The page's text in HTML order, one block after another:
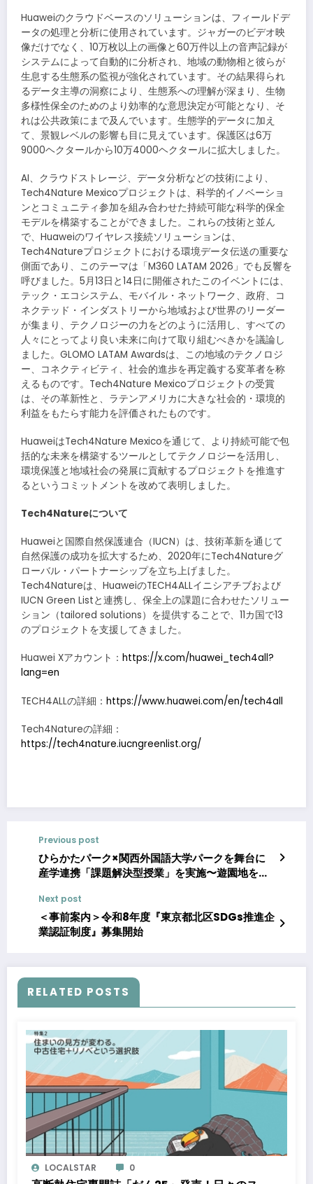
Huaweiのクラウドベースのソリューションは、フィールドデ
ータの処理と分析に使用されています。ジャガーのビデオ映
像だけでなく、10万枚以上の画像と60万件以上の音声記録が
システムによって自動的に分析され、地域の動物相と彼らが
生息する生態系の監視が強化されています。その結果得られ
るデータ主導の洞察により、生態系への理解が深まり、生物
多様性保全のためのより効率的な意思決定が可能となり、そ
れは公共政策にまで及んでいます。生態学的データに加え
て、景観レベルの影響も目に見えています。保護区は6万
9000ヘクタールから10万4000ヘクタールに拡大しました。
AI、クラウドストレージ、データ分析などの技術により、
Tech4Nature Mexicoプロジェクトは、科学的イノベーショ
ンとコミュニティ参加を組み合わせた持続可能な科学的保全
モデルを構築することができました。これらの技術と並ん
で、Huaweiのワイヤレス接続ソリューションは、
Tech4Natureプロジェクトにおける環境データ伝送の重要な
側面であり、このテーマは「M360 LATAM 2026」でも反響を
呼びました。5月13日と14日に開催されたこのイベントには、
テック・エコシステム、モバイル・ネットワーク、政府、コ
ネクテッド・インダストリーから地域および世界のリーダー
が集まり、テクノロジーの力をどのように活用し、すべての
人々にとってより良い未来に向けて取り組むべきかを議論し
ました。GLOMO LATAM Awardsは、この地域のテクノロジ
ー、コネクティビティ、社会的進歩を再定義する変革者を称
えるものです。Tech4Nature Mexicoプロジェクトの受賞
は、その革新性と、ラテンアメリカに大きな社会的・環境的
利益をもたらす能力を評価されたものです。
HuaweiはTech4Nature Mexicoを通じて、より持続可能で包
括的な未来を構築するツールとしてテクノロジーを活用し、
環境保護と地域社会の発展に貢献するプロジェクトを推進す
るというコミットメントを改めて表明しました。
Tech4Natureについて
Huaweiと国際自然保護連合（IUCN）は、技術革新を通じて
自然保護の成功を拡大するため、2020年にTech4Natureグ
ローバル・パートナーシップを立ち上げました。
Tech4Natureは、HuaweiのTECH4ALLイニシアチブおよび
IUCN Green Listと連携し、保全上の課題に合わせたソリュー
ション（tailored solutions）を提供することで、11カ国で13
のプロジェクトを支援してきました。
Huawei Xアカウント： https://x.com/huawei_tech4all?
lang=en
TECH4ALLの詳細： https://www.huawei.com/en/tech4all
Tech4Natureの詳細：
https://tech4nature.iucngreenlist.org/
Previous post
ひらかたパーク×関西外国語大学パークを舞台に
産学連携「課題解決型授業」を実施〜遊園地をキ
Next post
＜事前案内＞令和8年度『東京都北区SDGs推進企
業認証制度』募集開始
RELATED POSTS
LOCALSTAR 0